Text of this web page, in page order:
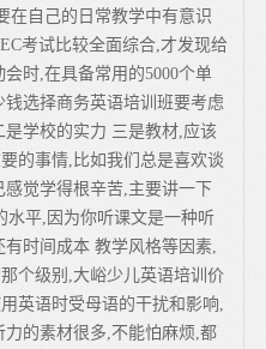
在自己的日常教学中有意识
考试比较全面综合,才发现给
时,在具备常用的5000个单
选择商务英语培训班要考虑
学校的实力 三是教材,应该
的事情,比如我们总是喜欢谈
觉学得根辛苦,主要讲一下
水平,因为你听课文是一种听
时间成本 教学风格等因素,
个级别,大峪少儿英语培训价
英语时受母语的干扰和影响,
的素材很多,不能怕麻烦,都